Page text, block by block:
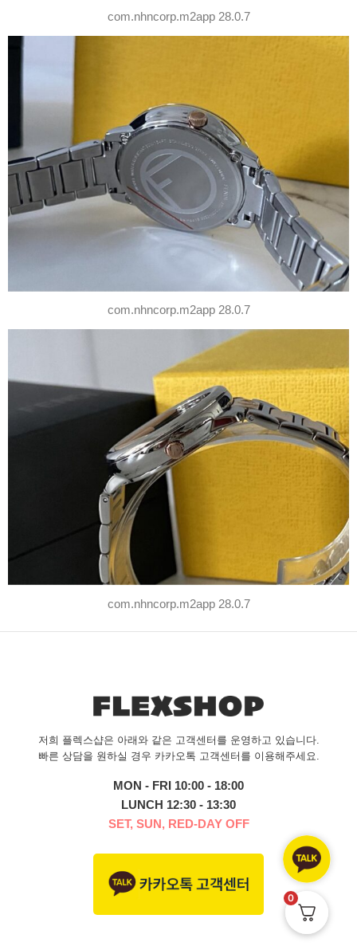
com.nhncorp.m2app 28.0.7
com.nhncorp.m2app 28.0.7
com.nhncorp.m2app 28.0.7
저희 플렉스샵은 아래와 같은 고객센터를 운영하고 있습니다.
빠른 상담을 원하실 경우 카카오톡 고객센터를 이용해주세요.
MON - FRI 10:00 - 18:00
LUNCH 12:30 - 13:30
SET, SUN, RED-DAY OFF
0